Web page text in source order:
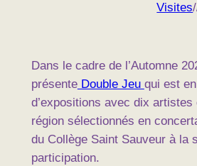
Visites
Dans le cadre de l’Automne
présenteDouble Jeu qui est
d’expositions avec dix
région sélectionnés en
du Collège Saint Sauveur à la
participation.